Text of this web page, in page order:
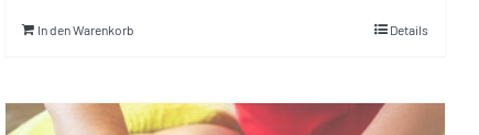
In den Warenkorb Details